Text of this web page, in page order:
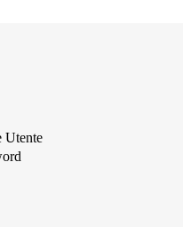
Utente